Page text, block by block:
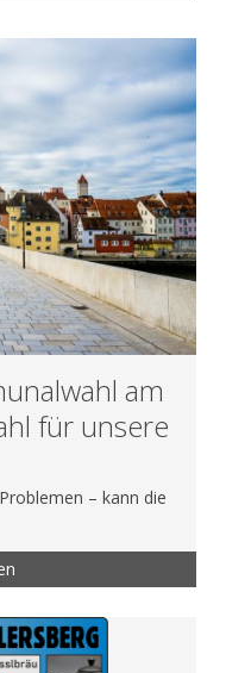
am
für unsere
– kann die